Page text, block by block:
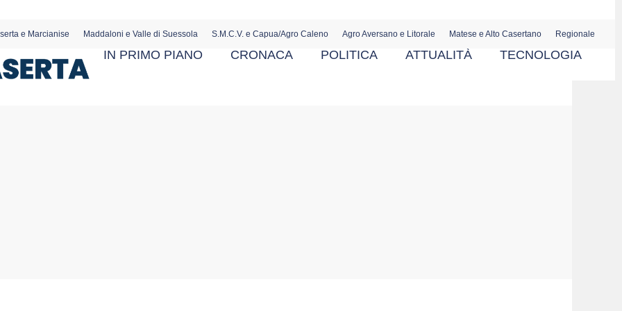
e Marcianise Maddaloni e Valle di Suessola S.M.C.V. e Capua/Agro Caleno Agro Aversano e Litorale Matese e Alto Casertano Regionale
IN PRIMO PIANO CRONACA POLITICA ATTUALITÀ TECNOLOGIA